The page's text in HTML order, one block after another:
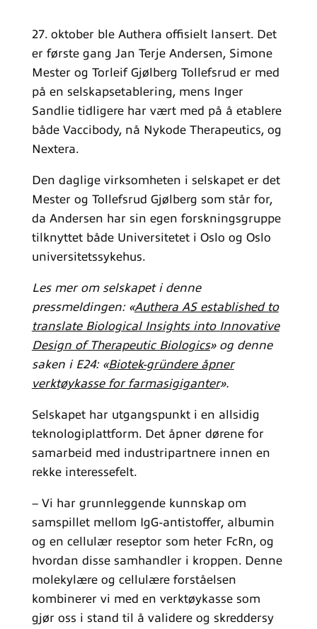
27. oktober ble Authera offisielt lansert. Det
er første gang Jan Terje Andersen, Simone
Mester og Torleif Gjølberg Tollefsrud er med
på en selskapsetablering, mens Inger
Sandlie tidligere har vært med på å etablere
både Vaccibody, nå Nykode Therapeutics, og
Nextera.
Den daglige virksomheten i selskapet er det
Mester og Tollefsrud Gjølberg som står for,
da Andersen har sin egen forskningsgruppe
tilknyttet både Universitetet i Oslo og Oslo
universitetssykehus.
Les mer om selskapet i denne
pressmeldingen: «Authera AS established to
translate Biological Insights into Innovative
Design of Therapeutic Biologics» og denne
saken i E24: «Biotek-gründere åpner
verktøykasse for farmasigiganter».
Selskapet har utgangspunkt i en allsidig
teknologiplattform. Det åpner dørene for
samarbeid med industripartnere innen en
rekke interessefelt.
– Vi har grunnleggende kunnskap om
samspillet mellom IgG-antistoffer, albumin
og en cellulær reseptor som heter FcRn, og
hvordan disse samhandler i kroppen. Denne
molekylære og cellulære forståelsen
kombinerer vi med en verktøykasse som
gjør oss i stand til å validere og skreddersy